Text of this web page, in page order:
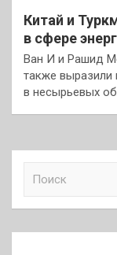
Китай и
в сфере
Ван И и Рашид
также выразили
в несырьевых
к